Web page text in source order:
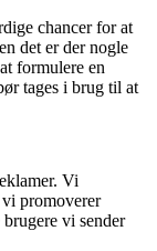
chancer for at
det er der nogle
formulere en
tages i brug til at
Vi
vi promoverer
vi sender